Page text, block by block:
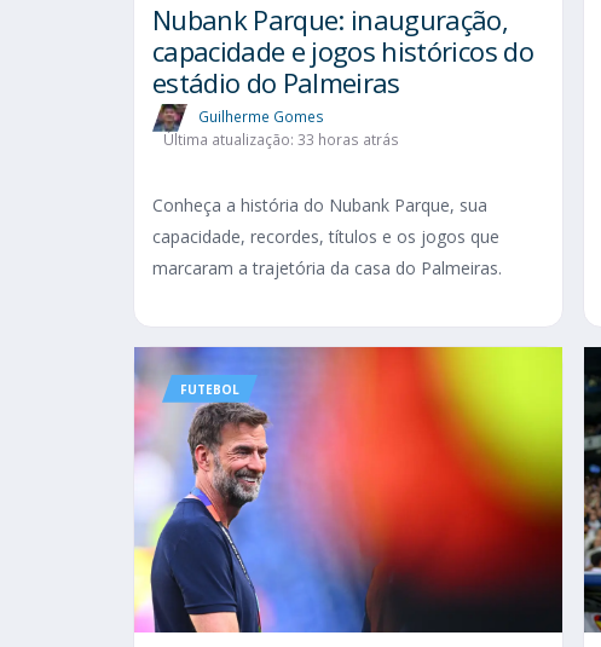
Nubank Parque: inauguração,
capacidade e jogos históricos do
estádio do Palmeiras
Guilherme Gomes
Última atualização: 33 horas atrás
Conheça a história do Nubank Parque, sua
capacidade, recordes, títulos e os jogos que
marcaram a trajetória da casa do Palmeiras.
FUTEBOL